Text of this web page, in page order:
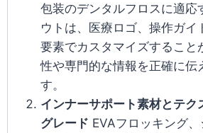
包装のデンタルフロスに適応
ウトは、医療ロゴ、操作ガイ
要素でカスタマイズすること
性や専門的な情報を正確に伝
す。
インナーサポート素材とテク
グレード EVAフロッキング、